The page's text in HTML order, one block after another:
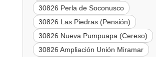
30826 Perla de Soconusco
30826 Las Piedras (Pensión)
30826 Nueva Pumpuapa (Cereso)
30826 Ampliación Unión Miramar